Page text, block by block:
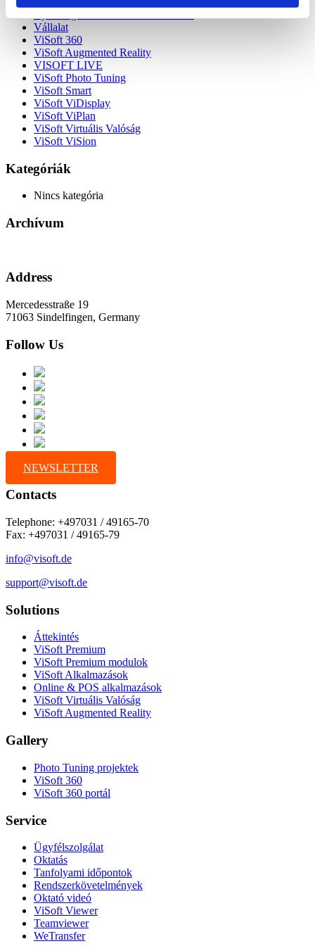
Vállalat
ViSoft 360
ViSoft Augmented Reality
VISOFT LIVE
ViSoft Photo Tuning
ViSoft Smart
ViSoft ViDisplay
ViSoft ViPlan
ViSoft Virtuális Valóság
ViSoft ViSion
Kategóriák
Nincs kategória
Archívum
Address
Mercedesstraße 19
71063 Sindelfingen, Germany
Follow Us
NEWSLETTER
Contacts
Telephone: +497031 / 49165-70
Fax: +497031 / 49165-79
info@visoft.de
support@visoft.de
Solutions
Áttekintés
ViSoft Premium
ViSoft Premium modulok
ViSoft Alkalmazások
Online & POS alkalmazások
ViSoft Virtuális Valóság
ViSoft Augmented Reality
Gallery
Photo Tuning projektek
ViSoft 360
ViSoft 360 portál
Service
Ügyfélszolgálat
Oktatás
Tanfolyami időpontok
Rendszerkövetelmények
Oktató videó
ViSoft Viewer
Teamviewer
WeTransfer